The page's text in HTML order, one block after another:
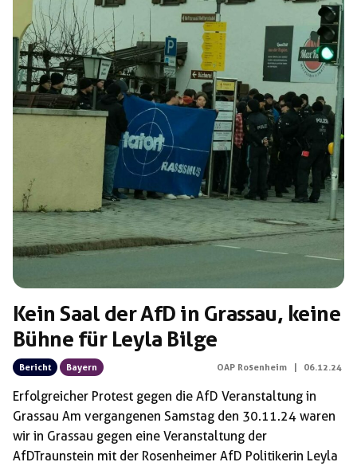
die Behörde uns unsere Demoroute verbieten und uns so
aus dem Ortskern Bergens […]
Kein Saal der AfD in Grassau, keine
Bühne für Leyla Bilge
Bericht Bayern OAP Rosenheim | 06.12.24
Erfolgreicher Protest gegen die AfD Veranstaltung in
Grassau Am vergangenen Samstag den 30.11.24 waren
wir in Grassau gegen eine Veranstaltung der
AfDTraunstein mit der Rosenheimer AfD Politikerin Leyla